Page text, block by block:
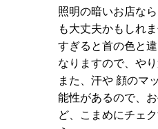
照明の暗いお店な
も大丈夫かもしれ
すぎると首の色と
なりますので、や
また、汗や 顔のマ
能性があるので、
ど、こまめにチェ